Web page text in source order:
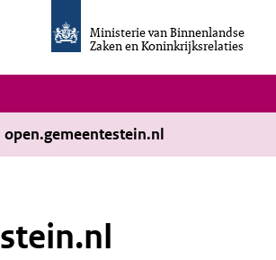
Ministerie van Binnenlandse
Zaken en Koninkrijksrelaties
van
Invulassistent
Toegankelijkheidsverklaring
open.gemeentestein.nl